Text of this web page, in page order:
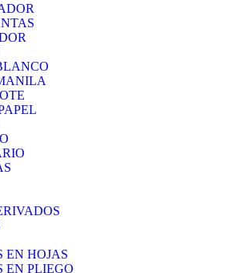
EN HOJAS
EN PLIEGO